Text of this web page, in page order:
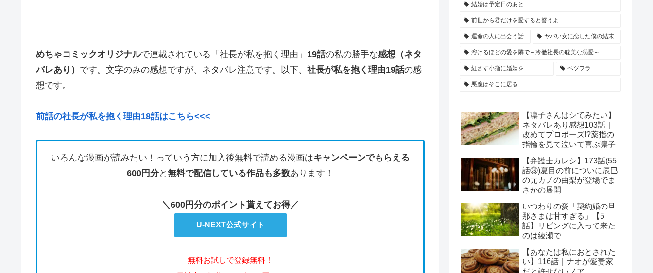
めちゃコミックオリジナルで連載されている「社長が私を抱く理由」 19話の私の勝手な感想（ネタ
バレあり） です。文字のみの感想ですが、ネタバレ注意です。 以下、 社長が私を抱く理由19話の感
想です。
前話の社長が私を抱く理由18話はこちら<<<
いろんな漫画が読みたい！っていう方に加入後無料で読める漫画はキャンペーンでもらえる
600円分と 無料で配信している作品も多数あります！
＼600円分のポイント貰えてお得／
U-NEXT公式サイト
無料お試しで登録無料！
結婚は予定日のあと
前世から君だけを愛すると誓うよ
運命の人に出会う話 ヤバい女に恋した僕の結末
溶けるほどの愛を隣で～冷徹社長の耽美な溺愛～
紅さす小指に婚姻を ベツフラ
悪魔はそこに居る
【凛子さんはシてみたい】
ネタバレあり感想103話｜
改めてプロポーズ!?薬指の
指輪を見て泣いて喜ぶ凛子
【弁護士カレシ】173話(55
話③)夏目の前についに辰巳
の元カノの由梨が登場でま
さかの展開
いつわりの愛「契約婚の旦
那さまは甘すぎる」【5
話】リビングに入って来た
のは綾瀬で
【あなたは私におとされた
い】116話｜ナオが愛妻家
だと許せないノア